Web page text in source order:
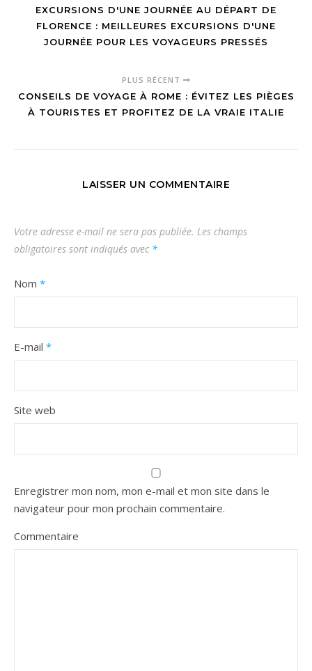
EXCURSIONS D'UNE JOURNÉE AU DÉPART DE
FLORENCE : MEILLEURES EXCURSIONS D'UNE
JOURNÉE POUR LES VOYAGEURS PRESSÉS
PLUS RÉCENT
CONSEILS DE VOYAGE À ROME : ÉVITEZ LES PIÈGES
À TOURISTES ET PROFITEZ DE LA VRAIE ITALIE
LAISSER UN COMMENTAIRE
Votre adresse e-mail ne sera pas publiée. Les champs
obligatoires sont indiqués avec *
Nom *
E-mail *
Site web
Enregistrer mon nom, mon e-mail et mon site dans le
navigateur pour mon prochain commentaire.
Commentaire